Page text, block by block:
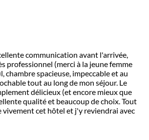
communication avant l'arrivée,
professionnel (merci à la jeune femme
chambre spacieuse, impeccable et au
tout au long de mon séjour. Le
délicieux (et encore mieux que
qualité et beaucoup de choix. Tout
cet hôtel et j'y reviendrai avec